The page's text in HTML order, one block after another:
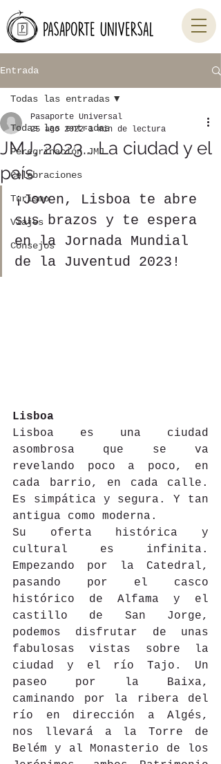
Entrada
Todas las entradas
Peregrinación JMJ
Celebraciones
Turismo
Viajes
Consejos
Todas las entradas
JMJ, 2023... La ciudad y el
país
Pasaporte Universal
25 ago 2022 1 min de lectura
¡Joven, Lisboa te abre
sus brazos y te espera
en la Jornada Mundial
de la Juventud 2023!
Lisboa
Lisboa es una ciudad
asombrosa que se va
revelando poco a poco, en
cada barrio, en cada calle.
Es simpática y segura. Y tan
antigua como moderna.
Su oferta histórica y
cultural es infinita.
Empezando por la Catedral,
pasando por el casco
histórico de Alfama y el
castillo de San Jorge,
podemos disfrutar de unas
fabulosas vistas sobre la
ciudad y el río Tajo. Un
paseo por la Baixa,
caminando por la ribera del
río en dirección a Algés,
nos llevará a la Torre de
Belém y al Monasterio de los